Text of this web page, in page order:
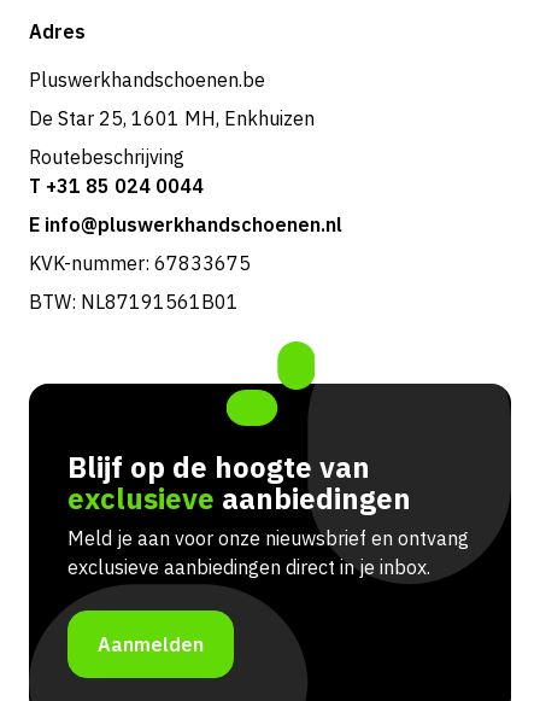
Retouren & service
Shop
Adres
Pluswerkhandschoenen.be
De Star 25, 1601 MH, Enkhuizen
Routebeschrijving
T +31 85 024 0044
E info@pluswerkhandschoenen.nl
KVK-nummer: 67833675
BTW: NL87191561B01
Blijf op de hoogte van
exclusieve aanbiedingen
Meld je aan voor onze nieuwsbrief en ontvang
exclusieve aanbiedingen direct in je inbox.
Aanmelden